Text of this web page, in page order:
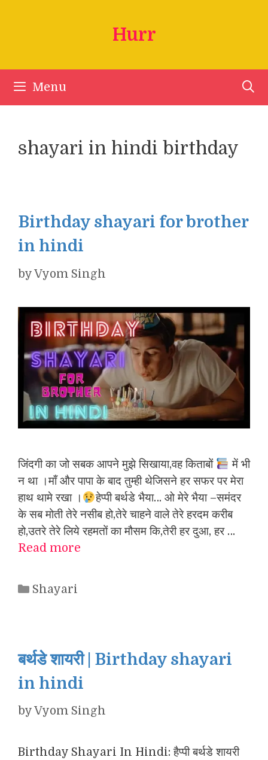
Hurr
Menu
shayari in hindi birthday
Birthday shayari for brother
in hindi
byVyom Singh
जिंदगी का जो सबक आपने मुझे सिखाया,वह किताबों
में भी
न था ।माँ और पापा के बाद तुम्ही थेजिसने हर सफर पर मेरा
हाथ थामे रखा ।
हेप्पी बर्थडे भैया… ओ मेरे भैया –समंदर
के सब मोती तेरे नसीब हो,तेरे चाहने वाले तेरे हरदम करीब
हो,उतरे तेरे लिये रहमतों का मौसम कि,तेरी हर दुआ, हर …
Read more
Categories
Shayari
बर्थडे शायरी | Birthday shayari
in hindi
byVyom Singh
Birthday Shayari In Hindi: हैप्पी बर्थडे शायरी